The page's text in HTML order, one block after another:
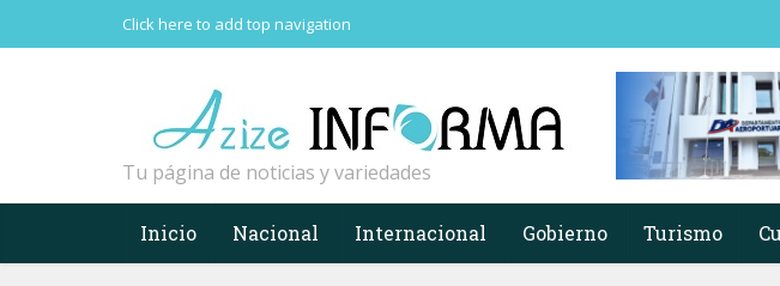
Click here to add top navigation
Tu página de noticias y variedades
Inicio Nacional Internacional Gobierno Turismo